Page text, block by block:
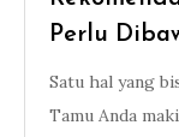
Perlu
Satu hal yang
Tamu Anda